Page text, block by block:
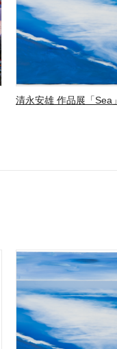
清永安雄 作品展「Sea」